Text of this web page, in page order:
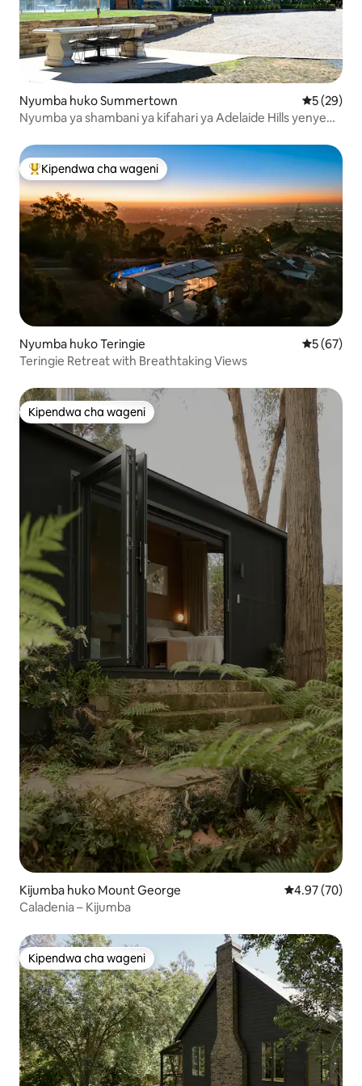
Nyumba huko Summertown Ukadiriaji
5 (29)
Nyumba ya shambani ya kifahari ya Adelaide Hills yenye
Kipendwa maarufu cha wageni
Kipendwa cha wageni
Nyumba huko Teringie Ukadiriaji
5 (67)
Teringie Retreat with Breathtaking Views
Kipendwa cha wageni
Kipendwa cha wageni
Kijumba huko Mount George Ukadiriaji wa
4.97 (70)
Caladenia – Kijumba
Kipendwa cha wageni
Kipendwa cha wageni